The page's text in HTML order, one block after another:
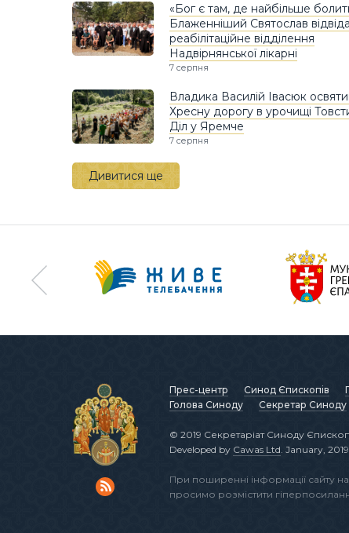
«Бог є там, де найбільше
Блаженніший Святослав
реабілітаційне відділення
Надвірнянської лікарні
7 серпня
Владика Василій Івасюк
Хресну дорогу в урочищі
Діл у Яремче
7 серпня
Дивитися ще
Прес-центр Синод Єпископів
Голова Синоду
Секретар Синоду
© 2019 Секретаріат Синоду
Developed by Cawas Ltd . January, 2019.
При поширенні інформації сайту
просимо розмістити